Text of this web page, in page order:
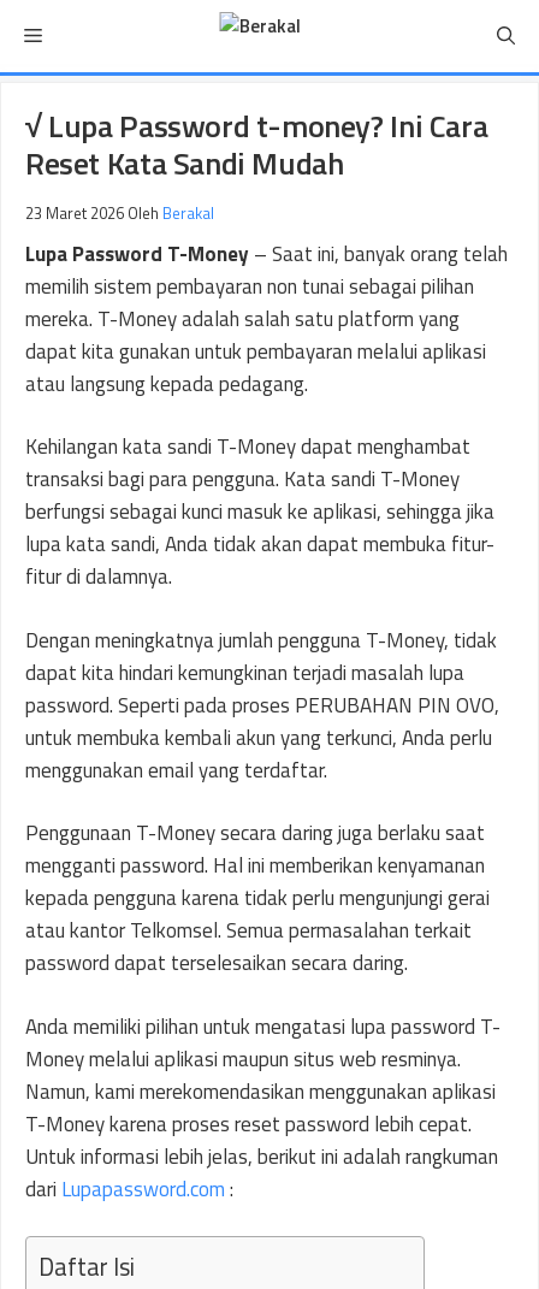
isi
Menu
√ Lupa Password t-money? Ini Cara
Reset Kata Sandi Mudah
23 Maret 2026 Oleh Berakal
Lupa Password T-Money– Saat ini, banyak orang telah
memilih sistem pembayaran non tunai sebagai pilihan
mereka. T-Money adalah salah satu platform yang
dapat kita gunakan untuk pembayaran melalui aplikasi
atau langsung kepada pedagang.
Kehilangan kata sandi T-Money dapat menghambat
transaksi bagi para pengguna. Kata sandi T-Money
berfungsi sebagai kunci masuk ke aplikasi, sehingga jika
lupa kata sandi, Anda tidak akan dapat membuka fitur-
fitur di dalamnya.
Dengan meningkatnya jumlah pengguna T-Money, tidak
dapat kita hindari kemungkinan terjadi masalah lupa
password. Seperti pada proses PERUBAHAN PIN OVO,
untuk membuka kembali akun yang terkunci, Anda perlu
menggunakan email yang terdaftar.
Penggunaan T-Money secara daring juga berlaku saat
mengganti password. Hal ini memberikan kenyamanan
kepada pengguna karena tidak perlu mengunjungi gerai
atau kantor Telkomsel. Semua permasalahan terkait
password dapat terselesaikan secara daring.
Anda memiliki pilihan untuk mengatasi lupa password T-
Money melalui aplikasi maupun situs web resminya.
Namun, kami merekomendasikan menggunakan aplikasi
T-Money karena proses reset password lebih cepat.
Untuk informasi lebih jelas, berikut ini adalah rangkuman
dari Lupapassword.com:
Daftar Isi